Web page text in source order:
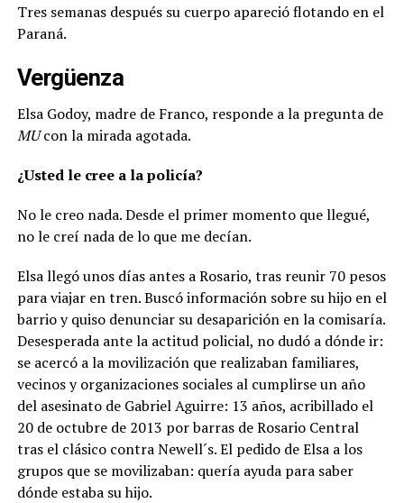
Tres semanas después su cuerpo apareció flotando en el
Paraná.
Vergüenza
Elsa Godoy, madre de Franco, responde a la pregunta de
MUcon la mirada agotada.
¿Usted le cree a la policía?
No le creo nada. Desde el primer momento que llegué,
no le creí nada de lo que me decían.
Elsa llegó unos días antes a Rosario, tras reunir 70 pesos
para viajar en tren. Buscó información sobre su hijo en el
barrio y quiso denunciar su desaparición en la comisaría.
Desesperada ante la actitud policial, no dudó a dónde ir:
se acercó a la movilización que realizaban familiares,
vecinos y organizaciones sociales al cumplirse un año
del asesinato de Gabriel Aguirre: 13 años, acribillado el
20 de octubre de 2013 por barras de Rosario Central
tras el clásico contra Newell´s. El pedido de Elsa a los
grupos que se movilizaban: quería ayuda para saber
dónde estaba su hijo.